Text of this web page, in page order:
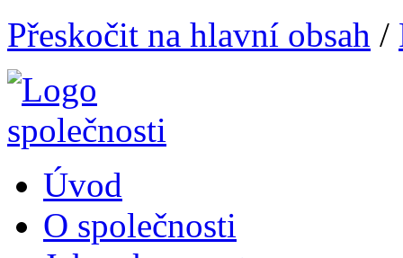
Přeskočit na hlavní obsah /
Úvod
O společnosti